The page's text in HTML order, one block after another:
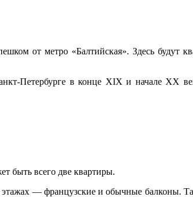
от метро «Балтийская». Здесь будут
Петербурге в конце XIX и начале XX
быть всего две квартиры.
— французские и обычные балконы.